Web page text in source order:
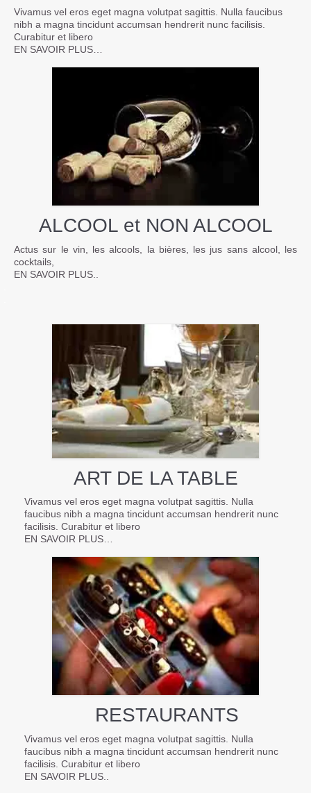
Vivamus vel eros eget magna volutpat sagittis. Nulla faucibus
nibh a magna tincidunt accumsan hendrerit nunc facilisis.
Curabitur et libero
EN SAVOIR PLUS…
ALCOOL et NON ALCOOL
Actus sur le vin, les alcools, la bières, les jus sans alcool, les
cocktails,
EN SAVOIR PLUS..
ART DE LA TABLE
Vivamus vel eros eget magna volutpat sagittis. Nulla
faucibus nibh a magna tincidunt accumsan hendrerit nunc
facilisis. Curabitur et libero
EN SAVOIR PLUS…
RESTAURANTS
Vivamus vel eros eget magna volutpat sagittis. Nulla
faucibus nibh a magna tincidunt accumsan hendrerit nunc
facilisis. Curabitur et libero
EN SAVOIR PLUS..